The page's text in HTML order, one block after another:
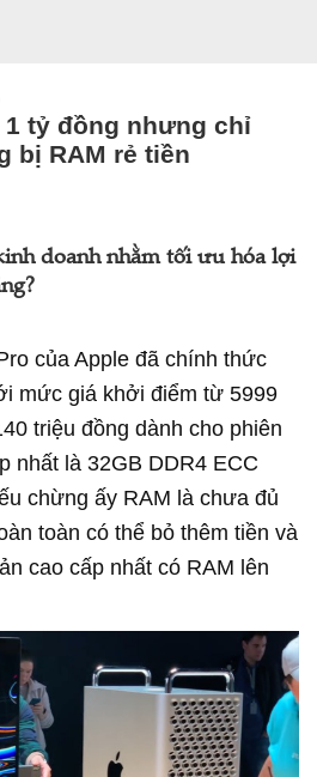
tỷ đồng nhưng chỉ
bị RAM rẻ tiền
doanh nhằm tối ưu hóa lợi
của Apple đã chính thức
mức giá khởi điểm từ 5999
triệu đồng dành cho phiên
nhất là 32GB DDR4 ECC
chừng ấy RAM là chưa đủ
toàn có thể bỏ thêm tiền và
cao cấp nhất có RAM lên